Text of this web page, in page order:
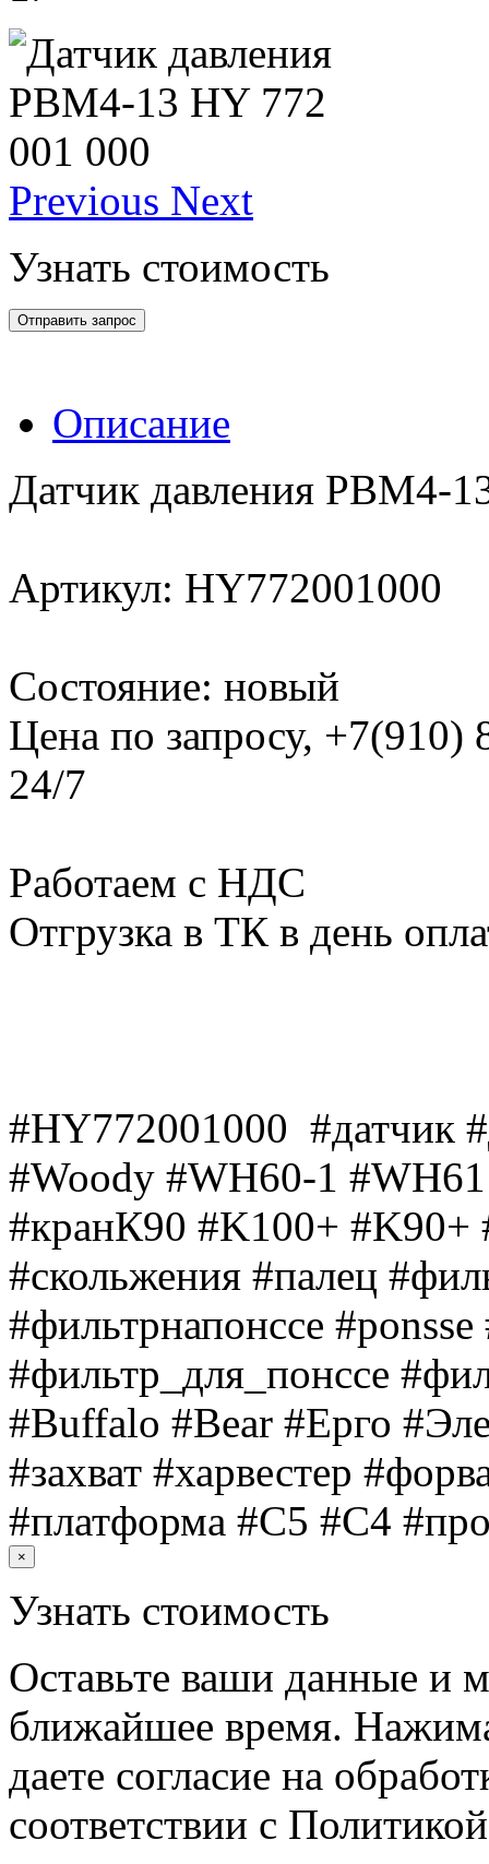
Previous Next
Узнать стоимость
Отправить запрос
Описание
Датчик давления РВМ4-
Артикул: HY772001000
Состояние: новый
Цена по запросу, +7(910)
24/7
Работаем с НДС
Отгрузка в ТК в день
#HY772001000 #датчик
#Woody #WH60-1
#кранК90 #K100+ #K90+
#скольжения #палец
#фильтрнапонссе #ponsse
#фильтр_для_понссе
#Buffalo #Bear #Ерго
#захват #харвестер
#платформа #C5 #C4
×
Узнать стоимость
Оставьте ваши данные и
ближайшее время.
даете согласие на
соответствии с